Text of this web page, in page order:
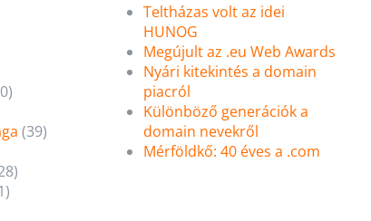
(39)
Teltházas volt az idei
HUNOG
Megújult az .eu Web Awards
Nyári kitekintés a domain
piacról
Különböző generációk a
domain nevekről
Mérföldkő: 40 éves a .com